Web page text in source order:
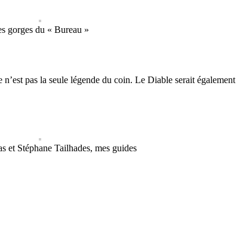
gorges du « Bureau »
n’est pas la seule légende du coin. Le Diable serait également
et Stéphane Tailhades, mes guides